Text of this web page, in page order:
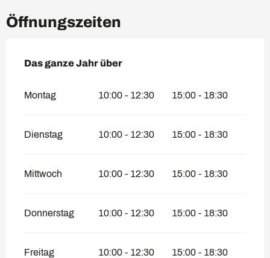
Öffnungszeiten
Das ganze Jahr über
Das ganze Jahr über
Montag 10:00 - 12:30 15:00 - 18:30
Dienstag 10:00 - 12:30 15:00 - 18:30
Mittwoch 10:00 - 12:30 15:00 - 18:30
Donnerstag 10:00 - 12:30 15:00 - 18:30
Freitag 10:00 - 12:30 15:00 - 18:30